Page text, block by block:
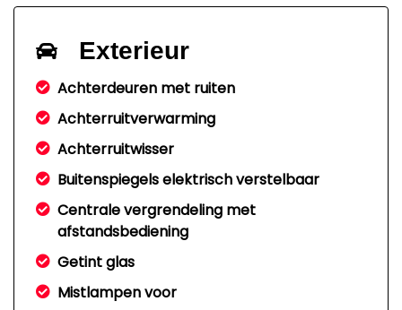
Exterieur
Achterdeuren met ruiten
Achterruitverwarming
Achterruitwisser
Buitenspiegels elektrisch verstelbaar
Centrale vergrendeling met
afstandsbediening
Getint glas
Mistlampen voor